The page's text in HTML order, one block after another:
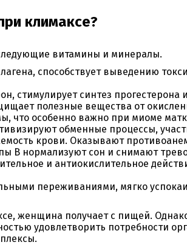
климаксе?
витамины и минералы.
способствует выведению
стимулирует синтез прогестерона
полезные вещества от
что особенно важно при миоме
обменные процессы,
крови. Оказывают
В нормализуют сон и снимают
и антиокислительное
переживаниями, мягко
женщина получает с пищей. Однако
удовлетворить потребности